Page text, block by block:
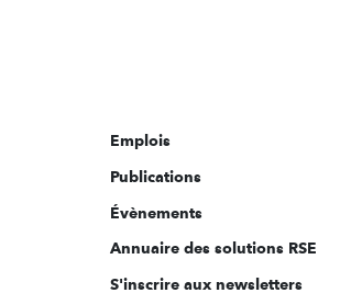
Emplois
Publications
Évènements
Annuaire des solutions RSE
S'inscrire aux newsletters